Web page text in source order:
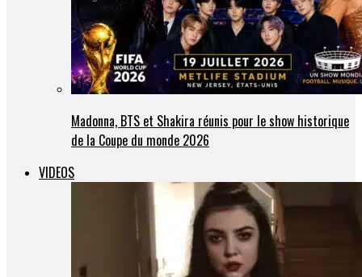
Madonna, BTS et Shakira réunis pour le show historique
de la Coupe du monde 2026
VIDEOS